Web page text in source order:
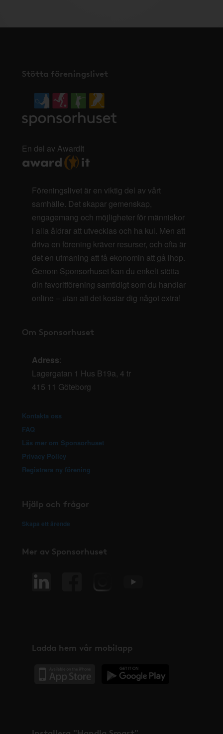
Stötta föreningslivet
En del av AwardIt
Föreningslivet är en viktig del av vårt
samhälle. Det skapar gemenskap,
engagemang och möjligheter för människor
i alla åldrar att utvecklas och ha kul. Men att
driva en förening kräver resurser, och ofta är
det en utmaning att få ekonomin att gå ihop.
Genom Sponsorhuset kan du enkelt stötta
din favoritförening samtidigt som du handlar
online – utan att det kostar dig något extra!
Om Sponsorhuset
Adress:
Lagergatan 1 Hus B19a, 4 tr
415 11 Göteborg
Kontakta oss
FAQ
Läs mer om Sponsorhuset
Privacy Policy
Registrera ny förening
Hjälp och frågor
Skapa ett ärende
Mer av Sponsorhuset
Ladda hem vår mobilapp